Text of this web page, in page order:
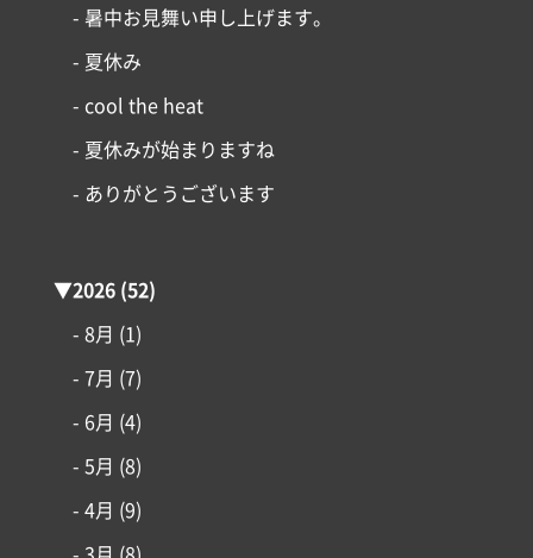
- 暑中お見舞い申し上げます。
- 夏休み
- cool the heat
- 夏休みが始まりますね
- ありがとうございます
▼2026(52)
- 8月 (1)
- 7月 (7)
- 6月 (4)
- 5月 (8)
- 4月 (9)